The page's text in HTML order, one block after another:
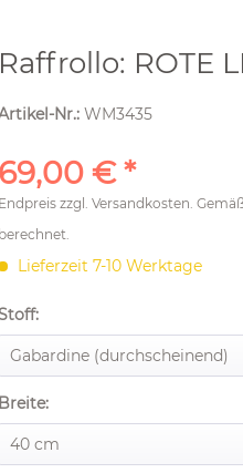
Raffrollo: ROTE
Nr.:WM3435
69,00 € *
Endpreis zzgl.Versandkosten.
berechnet.
Lieferzeit 7-10 Werktage
Breite: